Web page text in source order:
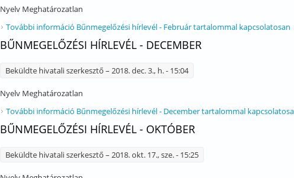
Nyelv Meghatározatlan
További információ Bűnmegelőzési hírlevél - Február tartalommal kapcsolatosan
BŰNMEGELŐZÉSI HÍRLEVÉL - DECEMBER
Beküldte hivatali szerkesztő – 2018. dec. 3., h. - 15:04
Nyelv Meghatározatlan
További információ Bűnmegelőzési hírlevél - December tartalommal
BŰNMEGELŐZÉSI HÍRLEVÉL - OKTÓBER
Beküldte hivatali szerkesztő – 2018. okt. 17., sze. - 15:25